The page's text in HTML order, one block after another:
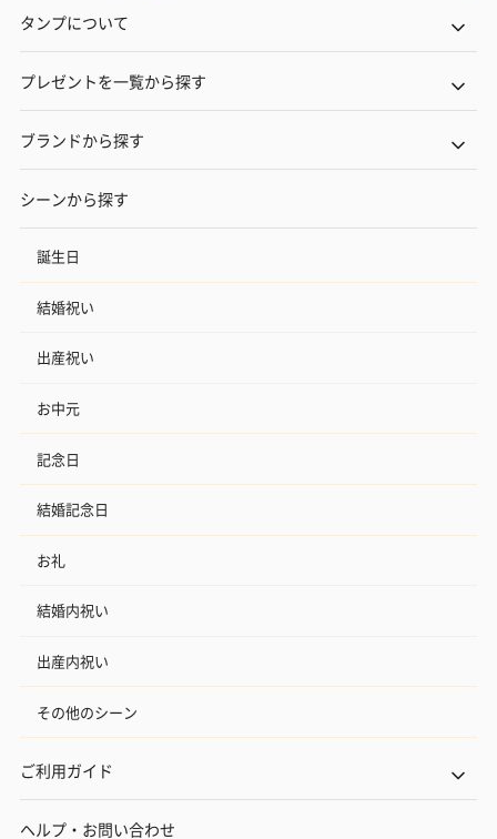
タンプについて
プレゼントを一覧から探す
ブランドから探す
シーンから探す
誕生日
結婚祝い
出産祝い
お中元
記念日
結婚記念日
お礼
結婚内祝い
出産内祝い
その他のシーン
ご利用ガイド
ヘルプ・お問い合わせ